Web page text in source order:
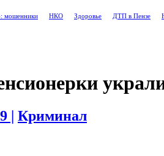
мошенники НКО Здоровье ДТП в Пензе
| Криминал